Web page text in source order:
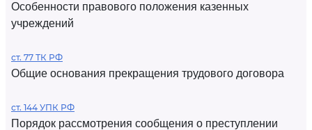
Особенности правового положения казенных
учреждений
ст. 77 ТК РФ
Общие основания прекращения трудового договора
ст. 144 УПК РФ
Порядок рассмотрения сообщения о преступлении